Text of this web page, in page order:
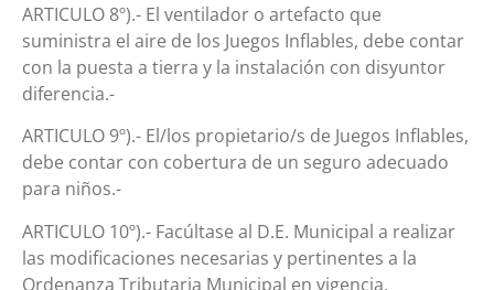
ARTICULO 8º).- El ventilador o artefacto que
suministra el aire de los Juegos Inflables, debe contar
con la puesta a tierra y la instalación con disyuntor
diferencia.-
ARTICULO 9º).- El/los propietario/s de Juegos Inflables,
debe contar con cobertura de un seguro adecuado
para niños.-
ARTICULO 10º).- Facúltase al D.E. Municipal a realizar
las modificaciones necesarias y pertinentes a la
Ordenanza Tributaria Municipal en vigencia,